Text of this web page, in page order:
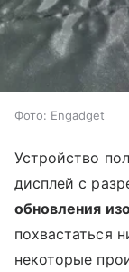
Фото: Engadget
Устройство
дисплей с
обновления
похвастаться
некоторые